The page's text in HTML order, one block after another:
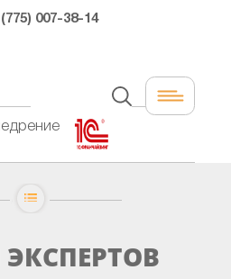
007-38-14